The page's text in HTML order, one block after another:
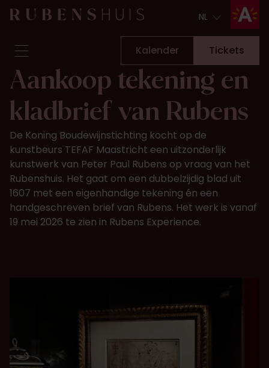
NL
Bezoek
Zien & doen
Verbouwingen
Verhalen
Collectie & onderzoek
Vraag & antwoord
Nieuwsbrief
Over ons
Steun ons
Kalender Tickets
Aankoop tekening en
kladbrief van Rubens
De Koning Boudewijnstichting kocht op de
kunstbeurs TEFAF Maastricht een uitzonderlijk
kunstwerk van Peter Paul Rubens op vraag van het
Rubenshuis. Het gaat om een dubbelzijdig blad uit
1607 met een eigenhandige tekening én een
handgeschreven brief van Rubens. Het werk is vanaf
19 mei 2026 te zien in Rubens Experience.